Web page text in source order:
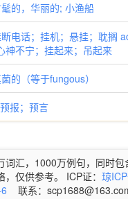
，华丽的; 小渔船
话；挂机；悬挂；耽搁
神不宁；挂起来；吊起来
（等于fungous）
；预言
词汇，1000万例句，同时包
仅供参考。 ICP证： 琼
联系：